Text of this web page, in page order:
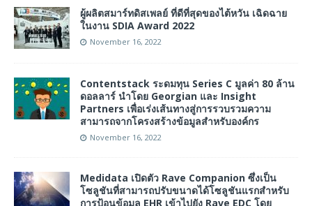
ผู้ผลิตสมาร์ทดิสเพลย์ ที่ดีที่สุดของไต้หวัน เฉิดฉาย
ในงาน SDIA Award 2022
November 16, 2022
Contentstack ระดมทุน Series C มูลค่า 80 ล้าน
ดอลลาร์ นำโดย Georgian และ Insight
Partners เพื่อเร่งเส้นทางสู่การรวบรวมความ
สามารถจากโครงสร้างข้อมูลสำหรับองค์กร
November 16, 2022
Medidata เปิดตัว Rave Companion ซึ่งเป็น
โซลูชันที่สามารถปรับขนาดได้โซลูชันแรกสำหรับ
การป้อนข้อมูล EHR เข้าไปยัง Rave EDC โดย